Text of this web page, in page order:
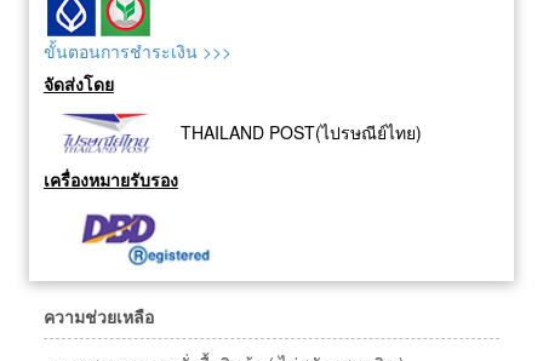
ขั้นตอนการชำระเงิน >>>
จัดส่งโดย
THAILAND POST(ไปรษณีย์ไทย)
เครื่องหมายรับรอง
ความช่วยเหลือ